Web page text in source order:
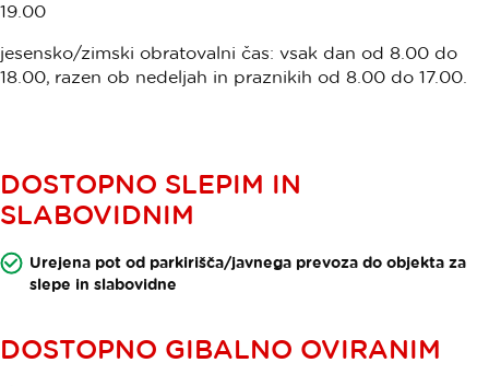
19.00
jesensko/zimski obratovalni čas: vsak dan od 8.00 do
18.00, razen ob nedeljah in praznikih od 8.00 do 17.00.
DOSTOPNO SLEPIM IN
SLABOVIDNIM
Urejena pot od parkirišča/javnega prevoza do objekta za
slepe in slabovidne
DOSTOPNO GIBALNO OVIRANIM